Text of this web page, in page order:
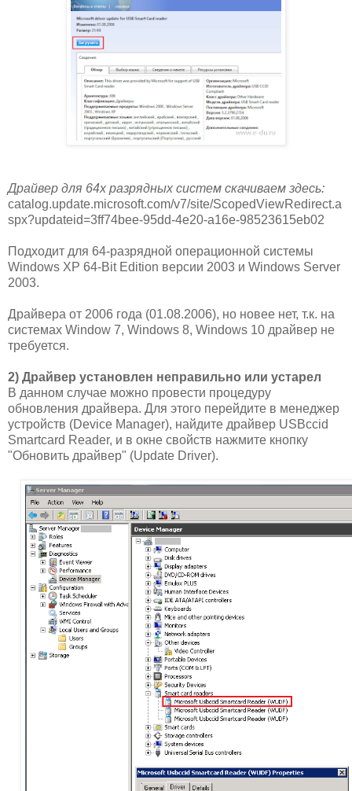
Драйвер для 64х разрядных систем скачиваем здесь:
catalog.update.microsoft.com/v7/site/ScopedViewRedirect.a
spx?updateid=3ff74bee-95dd-4e20-a16e-98523615eb02
Подходит для 64-разрядной операционной системы
Windows XP 64-Bit Edition версии 2003 и Windows Server
2003.
Драйвера от 2006 года (01.08.2006), но новее нет, т.к. на
системах Window 7, Windows 8, Windows 10 драйвер не
требуется.
2) Драйвер установлен неправильно или устарел
В данном случае можно провести процедуру
обновления драйвера. Для этого перейдите в менеджер
устройств (Device Manager), найдите драйвер USBccid
Smartcard Reader, и в окне свойств нажмите кнопку
"Обновить драйвер" (Update Driver).